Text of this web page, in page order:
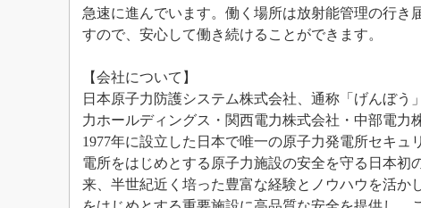
急速に進んでいます。働く場所は放射能管理の行き
すので、安心して働き続けることができます。
【会社について】
日本原子力防護システム株式会社、通称「げんぼう
力ホールディングス・関西電力株式会社・中部電力
1977年に設立した日本で唯一の原子力発電所セキュ
電所をはじめとする原子力施設の安全を守る日本初
来、半世紀近く培った豊富な経験とノウハウを活か